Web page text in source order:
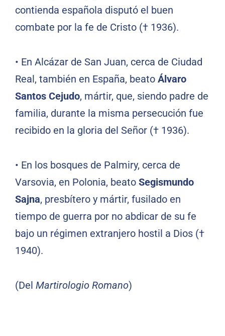
contienda española disputó el buen
combate por la fe de Cristo († 1936).
• En Alcázar de San Juan, cerca de Ciudad
Real, también en España, beato Álvaro
Santos Cejudo, mártir, que, siendo padre de
familia, durante la misma persecución fue
recibido en la gloria del Señor († 1936).
• En los bosques de Palmiry, cerca de
Varsovia, en Polonia, beato Segismundo
Sajna, presbítero y mártir, fusilado en
tiempo de guerra por no abdicar de su fe
bajo un régimen extranjero hostil a Dios (†
1940).
(Del Martirologio Romano)